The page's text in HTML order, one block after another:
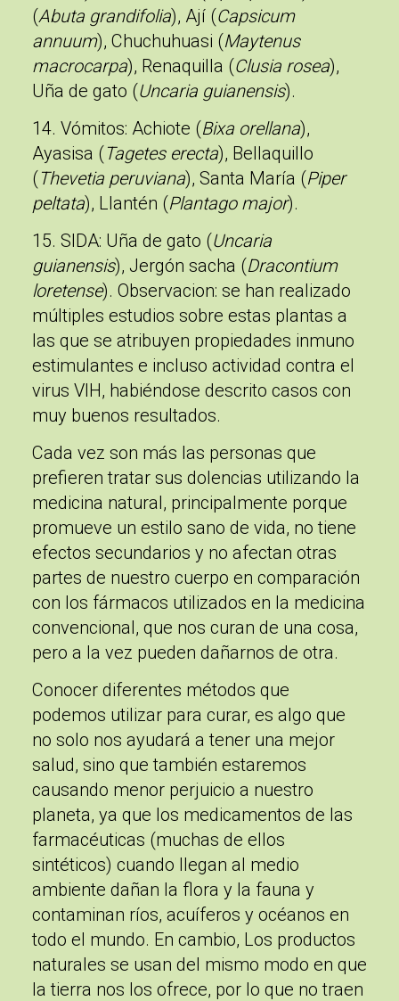
(Abuta grandifolia), Ají (Capsicum
annuum), Chuchuhuasi (Maytenus
macrocarpa), Renaquilla (Clusia rosea),
Uña de gato (Uncaria guianensis).
14. Vómitos: Achiote (Bixa orellana),
Ayasisa (Tagetes erecta), Bellaquillo
(Thevetia peruviana), Santa María (Piper
peltata), Llantén (Plantago major).
15. SIDA: Uña de gato (Uncaria
guianensis), Jergón sacha (Dracontium
loretense). Observacion: se han realizado
múltiples estudios sobre estas plantas a
las que se atribuyen propiedades inmuno
estimulantes e incluso actividad contra el
virus VIH, habiéndose descrito casos con
muy buenos resultados.
Cada vez son más las personas que
prefieren tratar sus dolencias utilizando la
medicina natural, principalmente porque
promueve un estilo sano de vida, no tiene
efectos secundarios y no afectan otras
partes de nuestro cuerpo en comparación
con los fármacos utilizados en la medicina
convencional, que nos curan de una cosa,
pero a la vez pueden dañarnos de otra.
Conocer diferentes métodos que
podemos utilizar para curar, es algo que
no solo nos ayudará a tener una mejor
salud, sino que también estaremos
causando menor perjuicio a nuestro
planeta, ya que los medicamentos de las
farmacéuticas (muchas de ellos
sintéticos) cuando llegan al medio
ambiente dañan la flora y la fauna y
contaminan ríos, acuíferos y océanos en
todo el mundo. En cambio, Los productos
naturales se usan del mismo modo en que
la tierra nos los ofrece, por lo que no traen